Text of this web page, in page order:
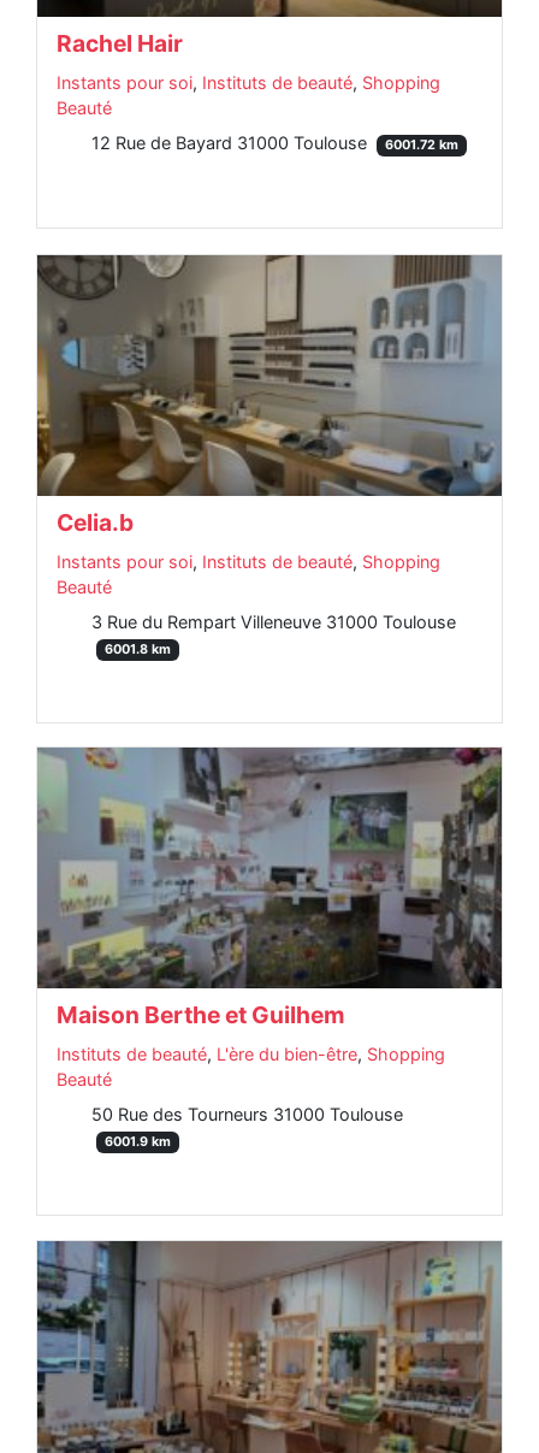
Rachel Hair
Instants pour soi, Instituts de beauté, Shopping
Beauté
12 Rue de Bayard 31000 Toulouse
6001.72 km
Celia.b
Instants pour soi, Instituts de beauté, Shopping
Beauté
3 Rue du Rempart Villeneuve 31000 Toulouse
6001.8 km
Maison Berthe et Guilhem
Instituts de beauté, L'ère du bien-être, Shopping
Beauté
50 Rue des Tourneurs 31000 Toulouse
6001.9 km